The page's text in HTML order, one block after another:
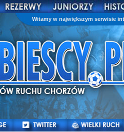
Witamy w największym serwisie